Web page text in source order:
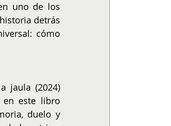
uno de los
detrás
cómo
jaula (2024)
en este libro
duelo y